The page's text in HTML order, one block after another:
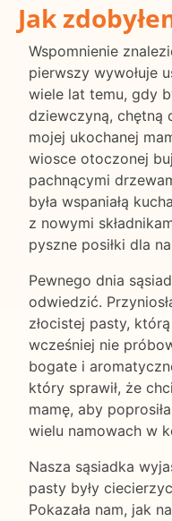
Jak
Wspomnienie
pierwszy wywołuje
wiele lat temu, gdy
dziewczyną, chętną
mojej ukochanej
wiosce otoczonej
pachnącymi
była wspaniałą
z nowymi
pyszne posiłki dla
Pewnego dnia
odwiedzić.
złocistej pasty,
wcześniej nie
bogate i
który sprawił, że
mamę, aby
wielu namowach w
Nasza sąsiadka
pasty były
Pokazała nam, jak